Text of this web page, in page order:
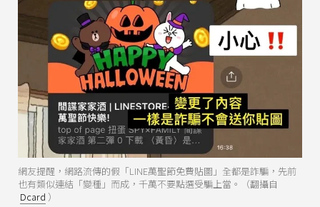
網友提醒，網路流傳的假「LINE萬聖節免費貼圖」全都是詐騙，先前
也有類似連結「變種」而成，千萬不要點選受騙上當。（翻攝自
Dcard ）